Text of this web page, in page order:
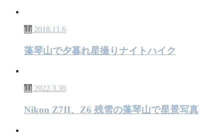
山 2018.11.6
藻琴山で夕暮れ星撮りナイトハイク
山 2022.3.30
Nikon Z7II、Z6 残雪の藻琴山で星景写真